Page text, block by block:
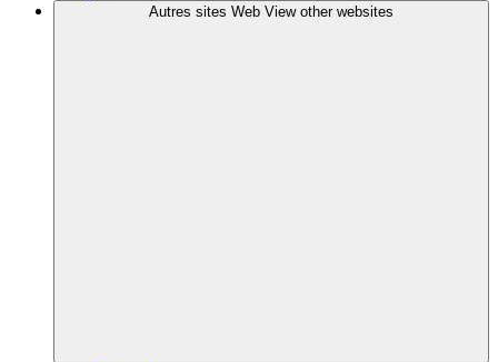
Autres sites Web View other websites